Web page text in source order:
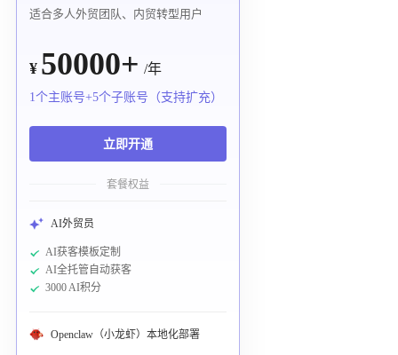
适合多人外贸团队、内贸转型用户
¥ 50000+ /年
1个主账号+5个子账号（支持扩充）
立即开通
套餐权益
AI外贸员
AI获客模板定制
AI全托管自动获客
3000 AI积分
Openclaw（小龙虾）本地化部署